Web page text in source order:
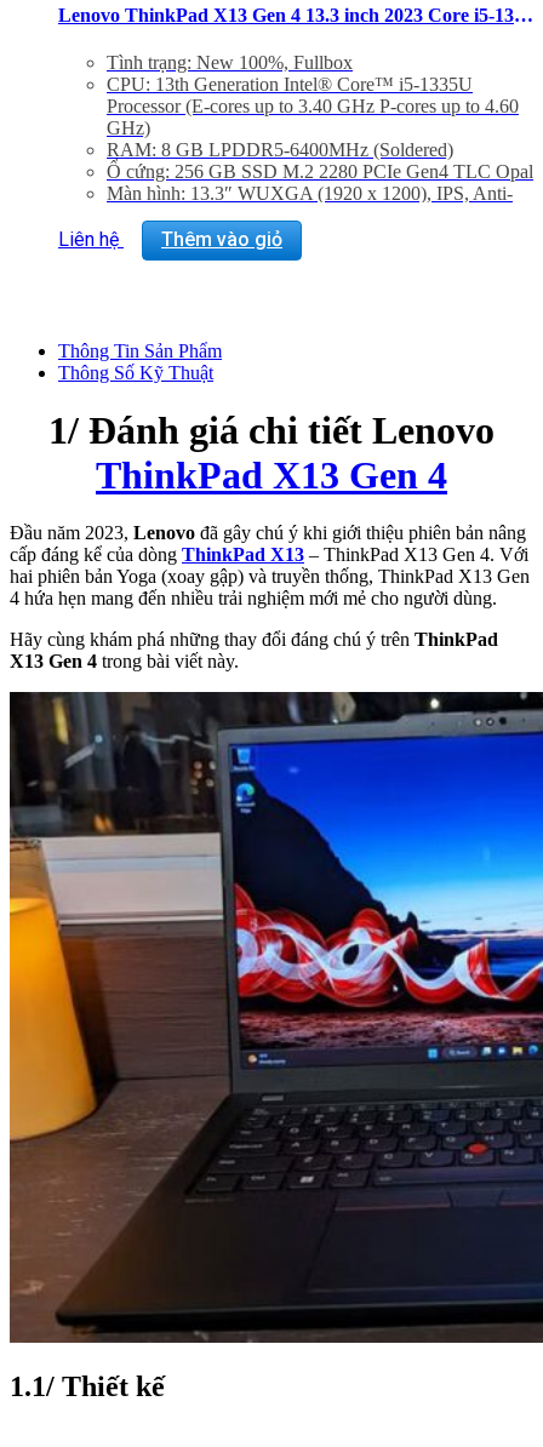
Lenovo ThinkPad X13 Gen 4 13.3 inch 2023 Core i5-1335U RAM 8GB SSD 256GB Non-Touch Windows 11
Tình trạng: New 100%, Fullbox
CPU: 13th Generation Intel® Core™ i5-1335U
Processor (E-cores up to 3.40 GHz P-cores up to 4.60
GHz)
RAM: 8 GB LPDDR5-6400MHz (Soldered)
Ổ cứng: 256 GB SSD M.2 2280 PCIe Gen4 TLC Opal
Màn hình: 13.3″ WUXGA (1920 x 1200), IPS, Anti-
GPU: Integrated Intel® Iris® Xe Graphics
Operating System: Windows 11 Home
Liên hệ Thêm vào giỏ
Thông Tin Sản Phẩm
Thông Số Kỹ Thuật
1/ Đánh giá chi tiết Lenovo
ThinkPad X13 Gen 4
Đầu năm 2023, Lenovo đã gây chú ý khi giới thiệu phiên bản nâng
cấp đáng kể của dòng ThinkPad X13 – ThinkPad X13 Gen 4. Với
hai phiên bản Yoga (xoay gập) và truyền thống, ThinkPad X13 Gen
4 hứa hẹn mang đến nhiều trải nghiệm mới mẻ cho người dùng.
Hãy cùng khám phá những thay đổi đáng chú ý trên ThinkPad
X13 Gen 4 trong bài viết này.
1.1/ Thiết kế